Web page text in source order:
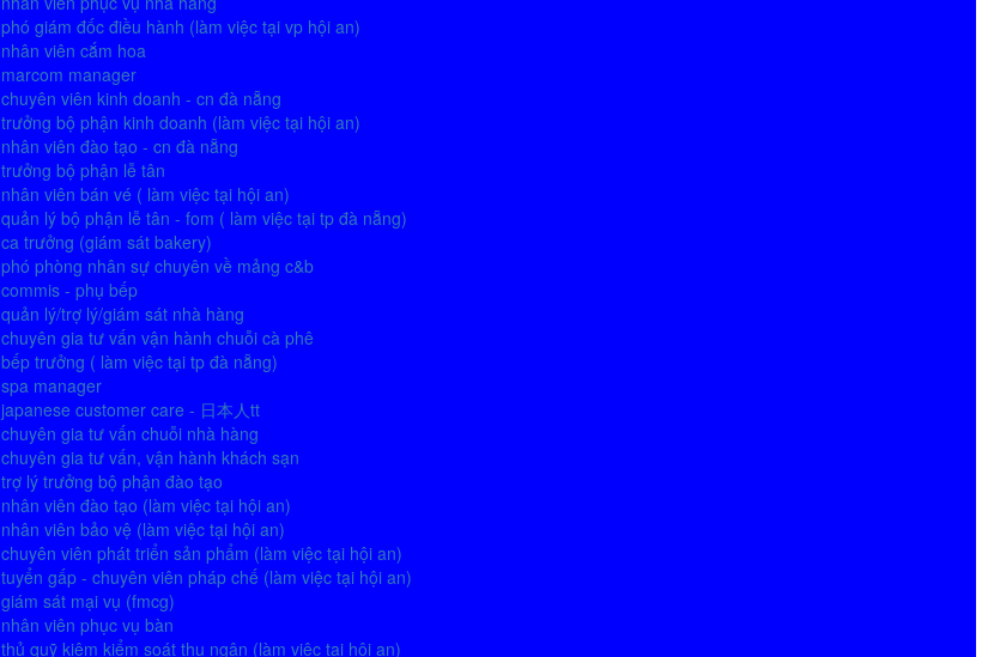
phó giám đốc điều hành (làm việc tại vp hội an)
nhân viên cắm hoa
marcom manager
chuyên viên kinh doanh - cn đà nẵng
trưởng bộ phận kinh doanh (làm việc tại hội an)
nhân viên đào tạo - cn đà nẵng
trưởng bộ phận lễ tân
nhân viên bán vé ( làm việc tại hội an)
quản lý bộ phận lễ tân - fom ( làm việc tại tp đà nẵng)
ca trưởng (giám sát bakery)
phó phòng nhân sự chuyên về mảng c&b
commis - phụ bếp
quản lý/trợ lý/giám sát nhà hàng
chuyên gia tư vấn vận hành chuỗi cà phê
bếp trưởng ( làm việc tại tp đà nẵng)
spa manager
japanese customer care - 日本人tt
chuyên gia tư vấn chuỗi nhà hàng
chuyên gia tư vấn, vận hành khách sạn
trợ lý trưởng bộ phận đào tạo
nhân viên đào tạo (làm việc tại hội an)
nhân viên bảo vệ (làm việc tại hội an)
chuyên viên phát triển sản phẩm (làm việc tại hội an)
tuyển gấp - chuyên viên pháp chế (làm việc tại hội an)
giám sát mại vụ (fmcg)
nhân viên phục vụ bàn
thủ quỹ kiêm kiểm soát thu ngân (làm việc tại hội an)